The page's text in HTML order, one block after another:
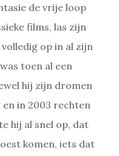
de vrije loop
films, las zijn
op in al zijn
toen al een
hij zijn dromen
in 2003 rechten
hij al snel op, dat
komen, iets dat